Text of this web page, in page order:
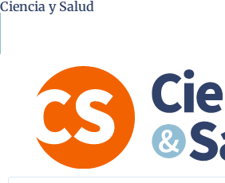
Ciencia y Salud